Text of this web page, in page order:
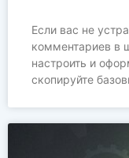
Если вас не
комментариев в
настроить и
скопируйте